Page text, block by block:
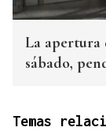
La apertura
sábado,
Temas